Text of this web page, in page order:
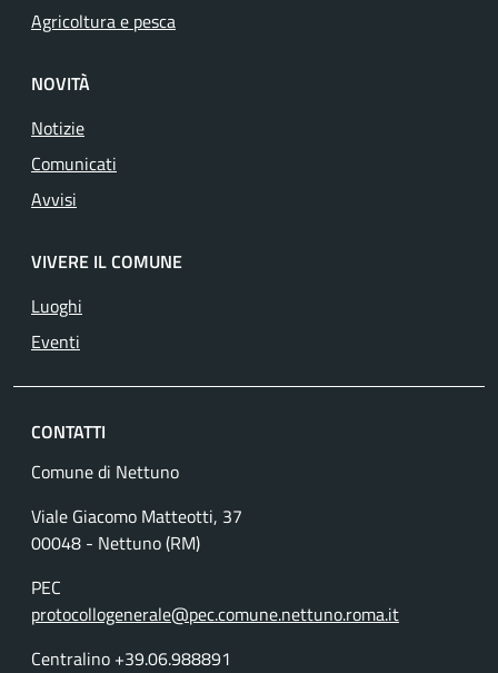
Agricoltura e pesca
NOVITÀ
Notizie
Comunicati
Avvisi
VIVERE IL COMUNE
Luoghi
Eventi
CONTATTI
Comune di Nettuno
Viale Giacomo Matteotti, 37
00048 - Nettuno (RM)
PEC
protocollogenerale@pec.comune.nettuno.roma.it
Centralino +39.06.988891